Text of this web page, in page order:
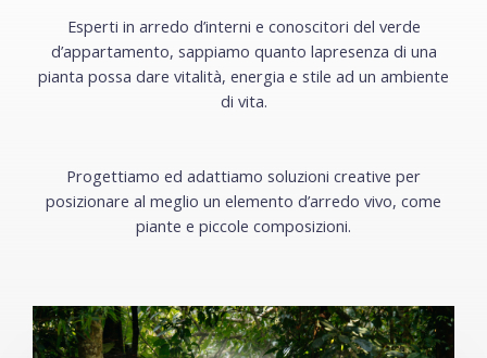
Esperti in arredo d’interni e conoscitori del verde
d’appartamento, sappiamo quanto lapresenza di una
pianta possa dare vitalità, energia e stile ad un ambiente
di vita.
Progettiamo ed adattiamo soluzioni creative per
posizionare al meglio un elemento d’arredo vivo, come
piante e piccole composizioni.